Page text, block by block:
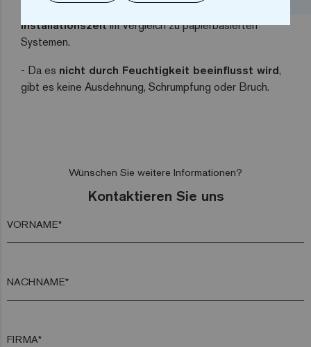
Installationszeitim Vergleich zu papierbasierten
Systemen.
- Da es nicht durch Feuchtigkeit beeinflusst wird,
gibt es keine Ausdehnung, Schrumpfung oder Bruch.
Wünschen Sie weitere Informationen?
Kontaktieren Sie uns
VORNAME*
NACHNAME*
FIRMA*